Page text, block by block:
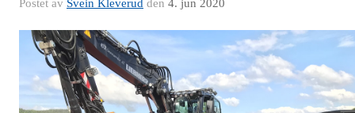
Postet av Svein Kleverud den 4. jun 2020